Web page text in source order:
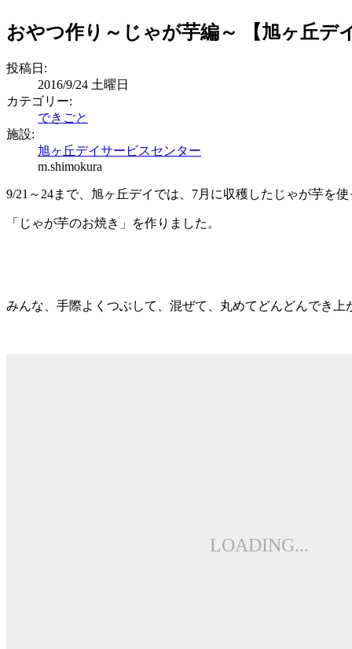
おやつ作り～じゃが芋編～ 【旭ヶ丘デ
投稿日:
2016/9/24 土曜日
カテゴリー:
できごと
施設:
旭ヶ丘デイサービスセンター
m.shimokura
9/21～24まで、旭ヶ丘デイでは、7月に収穫したじゃが芋を使
「じゃが芋のお焼き」を作りました。
みんな、手際よくつぶして、混ぜて、丸めてどんどんでき上